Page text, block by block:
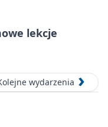
lekcje
wydarzenia